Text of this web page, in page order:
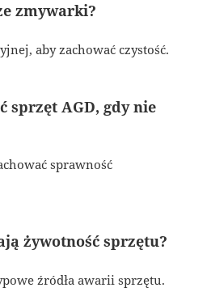
zmywarki?
aby zachować czystość.
sprzęt AGD, gdy nie
sprawność
żywotność sprzętu?
źródła awarii sprzętu.